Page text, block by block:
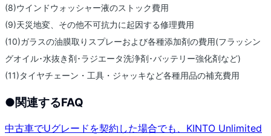
(8)ウインドウォッシャー液のストック費用
(9)天災地変、その他不可抗力に起因する修理費用
(10)ガラスの油膜取りスプレーおよび各種添加剤の費用(フラッシン
グオイル･水抜き剤･ラジエータ洗浄剤･バッテリー強化剤など)
(11)タイヤチェーン・工具・ジャッキなど各種用品の補充費用
●関連するFAQ
中古車でUグレードを契約した場合でも、KINTO Unlimited